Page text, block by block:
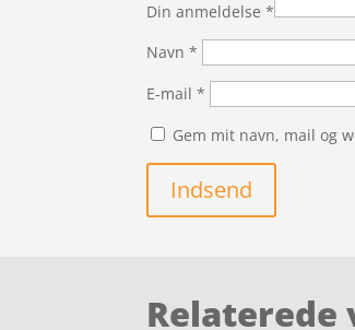
Din anmeldelse*
Navn*
E-mail*
Gem mit navn, mail og
Indsend
Relaterede